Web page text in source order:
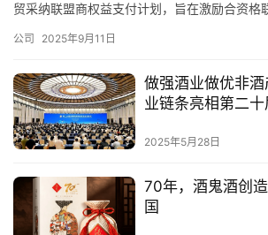
贸采纳联盟商权益支付计划，旨在激励合资格
火遍全行业的大珍万商联盟项目。据了解，万
箱大珍）配置1.6万股的股权激励。按照当前
公司 2025年9月11日
做强酒业做优非
业链条亮相第二
2025年5月28日
70年，酒鬼酒创
国